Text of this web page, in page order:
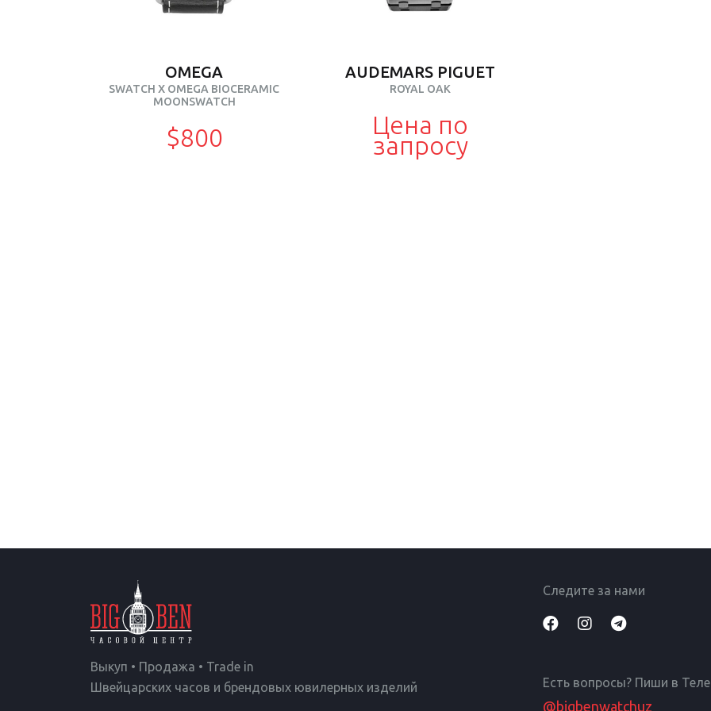
OMEGA
SWATCH X OMEGA BIOCERAMIC
MOONSWATCH
$800
AUDEMARS PIGUET
ROYAL OAK
Цена по
запросу
Выкуп • Продажа • Trade in
Швейцарских часов и брендовых ювилерных изделий
Следите за нами
Есть вопросы? Пиши в
@bigbenwatchuz